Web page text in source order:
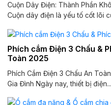
Cuộn Dây Điện: Thành Phần
Cuộn dây điện là yếu tố cốt lõi
Phích cắm Điện 3 Chấu &
Toàn 2025
Phích Cắm Điện 3 Chấu An
Gia Đình Ngày nay, thiết bị điện...